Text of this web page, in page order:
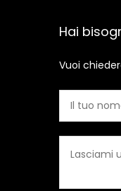
Hai
Vuoi